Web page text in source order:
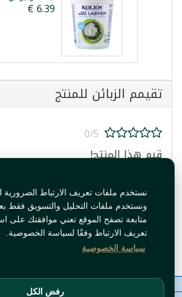
نستخدم ملفات تعريف الارتباط الضرورية
ونستخدم ملفات التحليل والتسويق فقط
متابعة تصفح الموقع تعني موافقتك على
تعريف الارتباط وفقًا لسياسة الخصوصية.
سياسة الخصوصية
رفض الكل
تقيمم الزبائن للمنتج
0/5
قيم هذا المنتج!
قيم المنتج
معلومات عنا